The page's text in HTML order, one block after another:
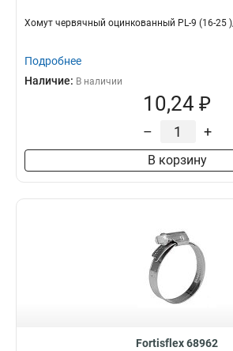
Хомут червячный оцинкованный PL-9 (16-25 )/
Подробнее
Наличие: В наличии
10,24 ₽
– +
В корзину
Fortisflex 68962